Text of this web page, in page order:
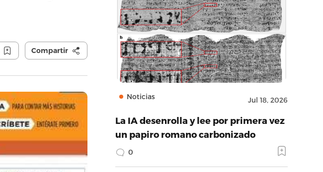
Compartir
Noticias Jul 18, 2026
La IA desenrolla y lee por primera vez
un papiro romano carbonizado
0